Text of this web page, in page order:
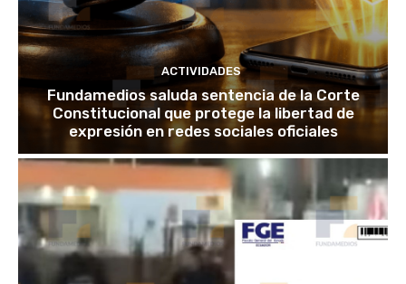
ACTIVIDADES
Fundamedios saluda sentencia de la Corte
Constitucional que protege la libertad de
expresión en redes sociales oficiales